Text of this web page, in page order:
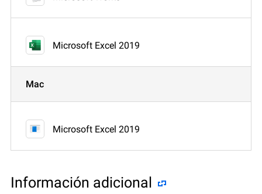
Microsoft Excel 2019
Mac
Microsoft Excel 2019
Información adicional